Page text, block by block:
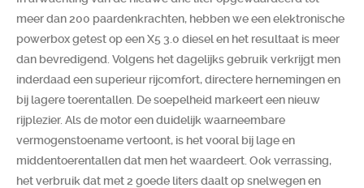
Zoeken
meer dan 200 paardenkrachten, hebben we een elektronische
powerbox getest op een X5 3.0 diesel en het resultaat is meer
dan bevredigend. Volgens het dagelijks gebruik verkrijgt men
inderdaad een superieur rijcomfort, directere hernemingen en
bij lagere toerentallen. De soepelheid markeert een nieuw
rijplezier. Als de motor een duidelijk waarneembare
vermogenstoename vertoont, is het vooral bij lage en
middentoerentallen dat men het waardeert. Ook verrassing,
het verbruik dat met 2 goede liters daalt op snelwegen en